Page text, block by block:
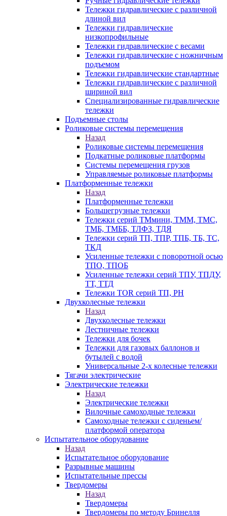
Тележки гидравлические с различной
длиной вил
Тележки гидравлические
низкопрофильные
Тележки гидравлические с весами
Тележки гидравлические с ножничным
подъемом
Тележки гидравлические стандартные
Тележки гидравлические с различной
шириной вил
Специализированные гидравлические
тележки
Подъемные столы
Роликовые системы перемещения
Назад
Роликовые системы перемещения
Подкатные роликовые платформы
Системы перемещения грузов
Управляемые роликовые платформы
Платформенные тележки
Назад
Платформенные тележки
Большегрузные тележки
Тележки серий ТМмини, ТММ, ТМС,
ТМБ, ТМББ, ТЛФЗ, ТДЯ
Тележки серий ТП, ТПР, ТПБ, ТБ, ТС,
ТКД
Усиленные тележки с поворотной осью
ТПО, ТПОБ
Усиленные тележки серий ТПУ, ТПДУ,
ТТ, ТТД
Тележки TOR серий ТП, PH
Двухколесные тележки
Назад
Двухколесные тележки
Лестничные тележки
Тележки для бочек
Тележки для газовых баллонов и
бутылей с водой
Универсальные 2-х колесные тележки
Тягачи электрические
Электрические тележки
Назад
Электрические тележки
Вилочные самоходные тележки
Самоходные тележки с сиденьем/
платформой оператора
Испытательное оборудование
Назад
Испытательное оборудование
Разрывные машины
Испытательные прессы
Твердомеры
Назад
Твердомеры
Твердомеры по методу Бринелля